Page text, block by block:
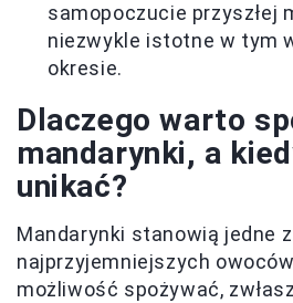
samopoczucie przyszłej
niezwykle istotne w tym
okresie.
Dlaczego warto
mandarynki, a
unikać?
Mandarynki stanowią jedne z
najprzyjemniejszych
możliwość spożywać,